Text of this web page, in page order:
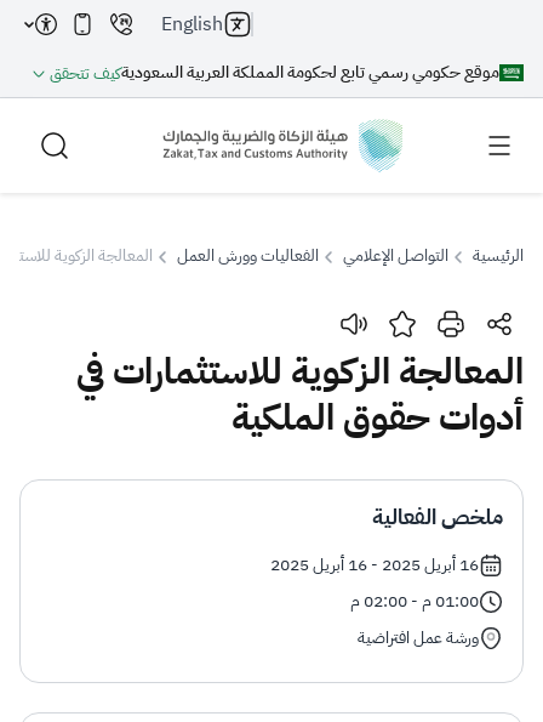
موقع حكومي رسمي تابع لحكومة المملكة العربية السعوديةكيف تتحقق
English
بحث
بحث بحث AI
اقتراحات
الإقرار الضريبي
التصرفات العقارية
الرئيسية التواصل الإعلامي الفعاليات وورش العمل المعالجة الزكوية
المعالجة الزكوية للاستثمارات في
أدوات حقوق الملكية
ملخص الفعالية
16 أبريل 2025 - 16 أبريل 2025
01:00 م - 02:00 م
ورشة عمل افتراضية